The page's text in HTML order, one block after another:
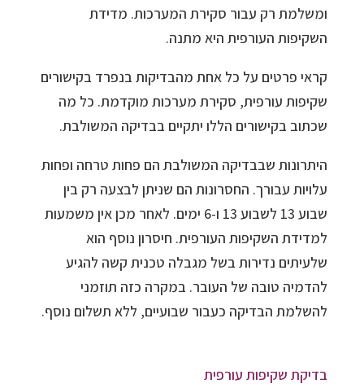
ומשלמת רק עבור סקירת המערכות. מדידת
השקיפות העורפית היא מתנה.
קראי פרטים על כל אחת מהבדיקות בנפרד בקישורים
שקיפות עורפית, סקירת מערכות מוקדמת. כל מה
שכתוב בקישורים הללו יתקיים בבדיקה המשולבת.
היתרונות שבבדיקה המשולבת הם פחות טרחה ופחות
עלויות עבורך. החסרונות הם שניתן לבצעה רק בין
שבוע 13 לשבוע 13 ו-6 ימים. לאחר מכן אין משמעות
למדידת השקיפות העורפית. חיסרון נוסף הוא
שלעיתים נדירות בשל מגבלה טכנית קשה להגיע
להדמיה טובה של העובר. במקרה כזה תוזמני
להשלמת הבדיקה כעבור שבועיים, ללא תשלום נוסף.
בדיקת שקיפות עורפית